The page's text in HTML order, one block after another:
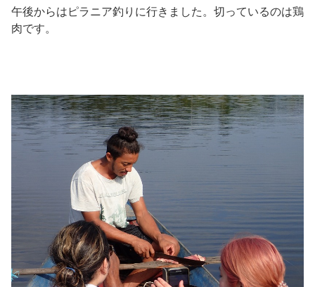
午後からはピラニア釣りに行きました。切っているのは鶏
肉です。